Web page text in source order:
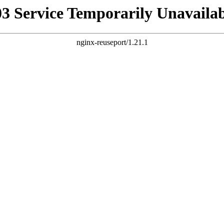
Service Temporarily
nginx-reuseport/1.21.1